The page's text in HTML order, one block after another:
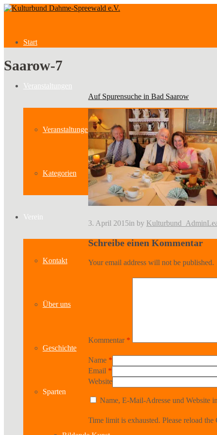
Start
Veranstaltungen
Veranstaltungen
Kategorien
Verein
Kontakt
Über uns
Geschichte
Sparten
Saarow-7
Auf Spurensuche in Bad Saarow
3. April 2015in by Kulturbund_Admin
Schreibe einen Kommentar
Your email address will not be published.
Kommentar *
Name *
Email *
Website
Name, E-Mail-Adresse und Website
Time limit is exhausted. Please reload